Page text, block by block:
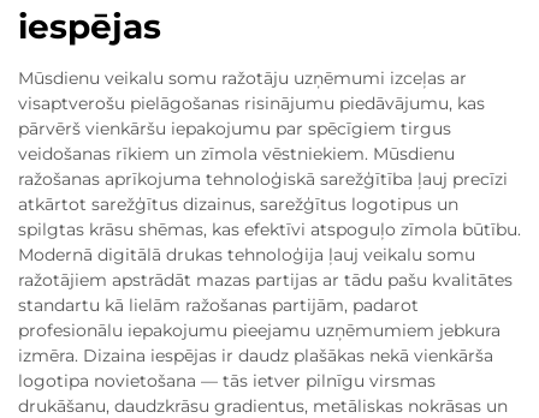
iespējas
Mūsdienu veikalu somu ražotāju uzņēmumi izceļas ar
visaptverošu pielāgošanas risinājumu piedāvājumu, kas
pārvērš vienkāršu iepakojumu par spēcīgiem tirgus
veidošanas rīkiem un zīmola vēstniekiem. Mūsdienu
ražošanas aprīkojuma tehnoloģiskā sarežģītība ļauj precīzi
atkārtot sarežģītus dizainus, sarežģītus logotipus un
spilgtas krāsu shēmas, kas efektīvi atspoguļo zīmola būtību.
Modernā digitālā drukas tehnoloģija ļauj veikalu somu
ražotājiem apstrādāt mazas partijas ar tādu pašu kvalitātes
standartu kā lielām ražošanas partijām, padarot
profesionālu iepakojumu pieejamu uzņēmumiem jebkura
izmēra. Dizaina iespējas ir daudz plašākas nekā vienkārša
logotipa novietošana — tās ietver pilnīgu virsmas
drukāšanu, daudzkrāsu gradientus, metāliskas nokrāsas un